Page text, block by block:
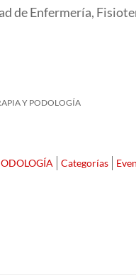
de Enfermería,
Y PODOLOGÍA
Categorías